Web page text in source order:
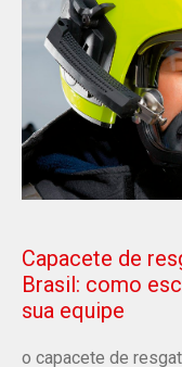
Capacete de
Brasil: como
sua equipe
o capacete de